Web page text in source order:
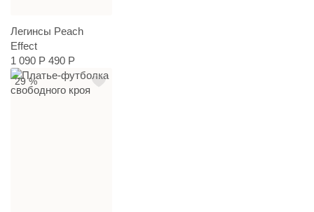
Легинсы Peach
Effect
1 090 Р 490 Р
29 %